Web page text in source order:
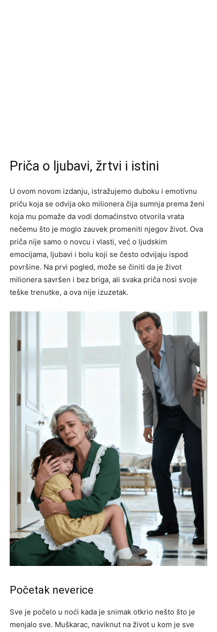
Priča o ljubavi, žrtvi i istini
U ovom novom izdanju, istražujemo duboku i emotivnu
priču koja se odvija oko milionera čija sumnja prema ženi
koja mu pomaže da vodi domaćinstvo otvorila vrata
nečemu što je moglo zauvek promeniti njegov život. Ova
priča nije samo o novcu i vlasti, već o ljudskim
emocijama, ljubavi i bolu koji se često odvijaju ispod
površine. Na prvi pogled, može se činiti da je život
milionera savršen i bez briga, ali svaka priča nosi svoje
teške trenutke, a ova nije izuzetak.
Početak neverice
Sve je počelo u noći kada je snimak otkrio nešto što je
menjalo sve. Muškarac, naviknut na život u kom je sve